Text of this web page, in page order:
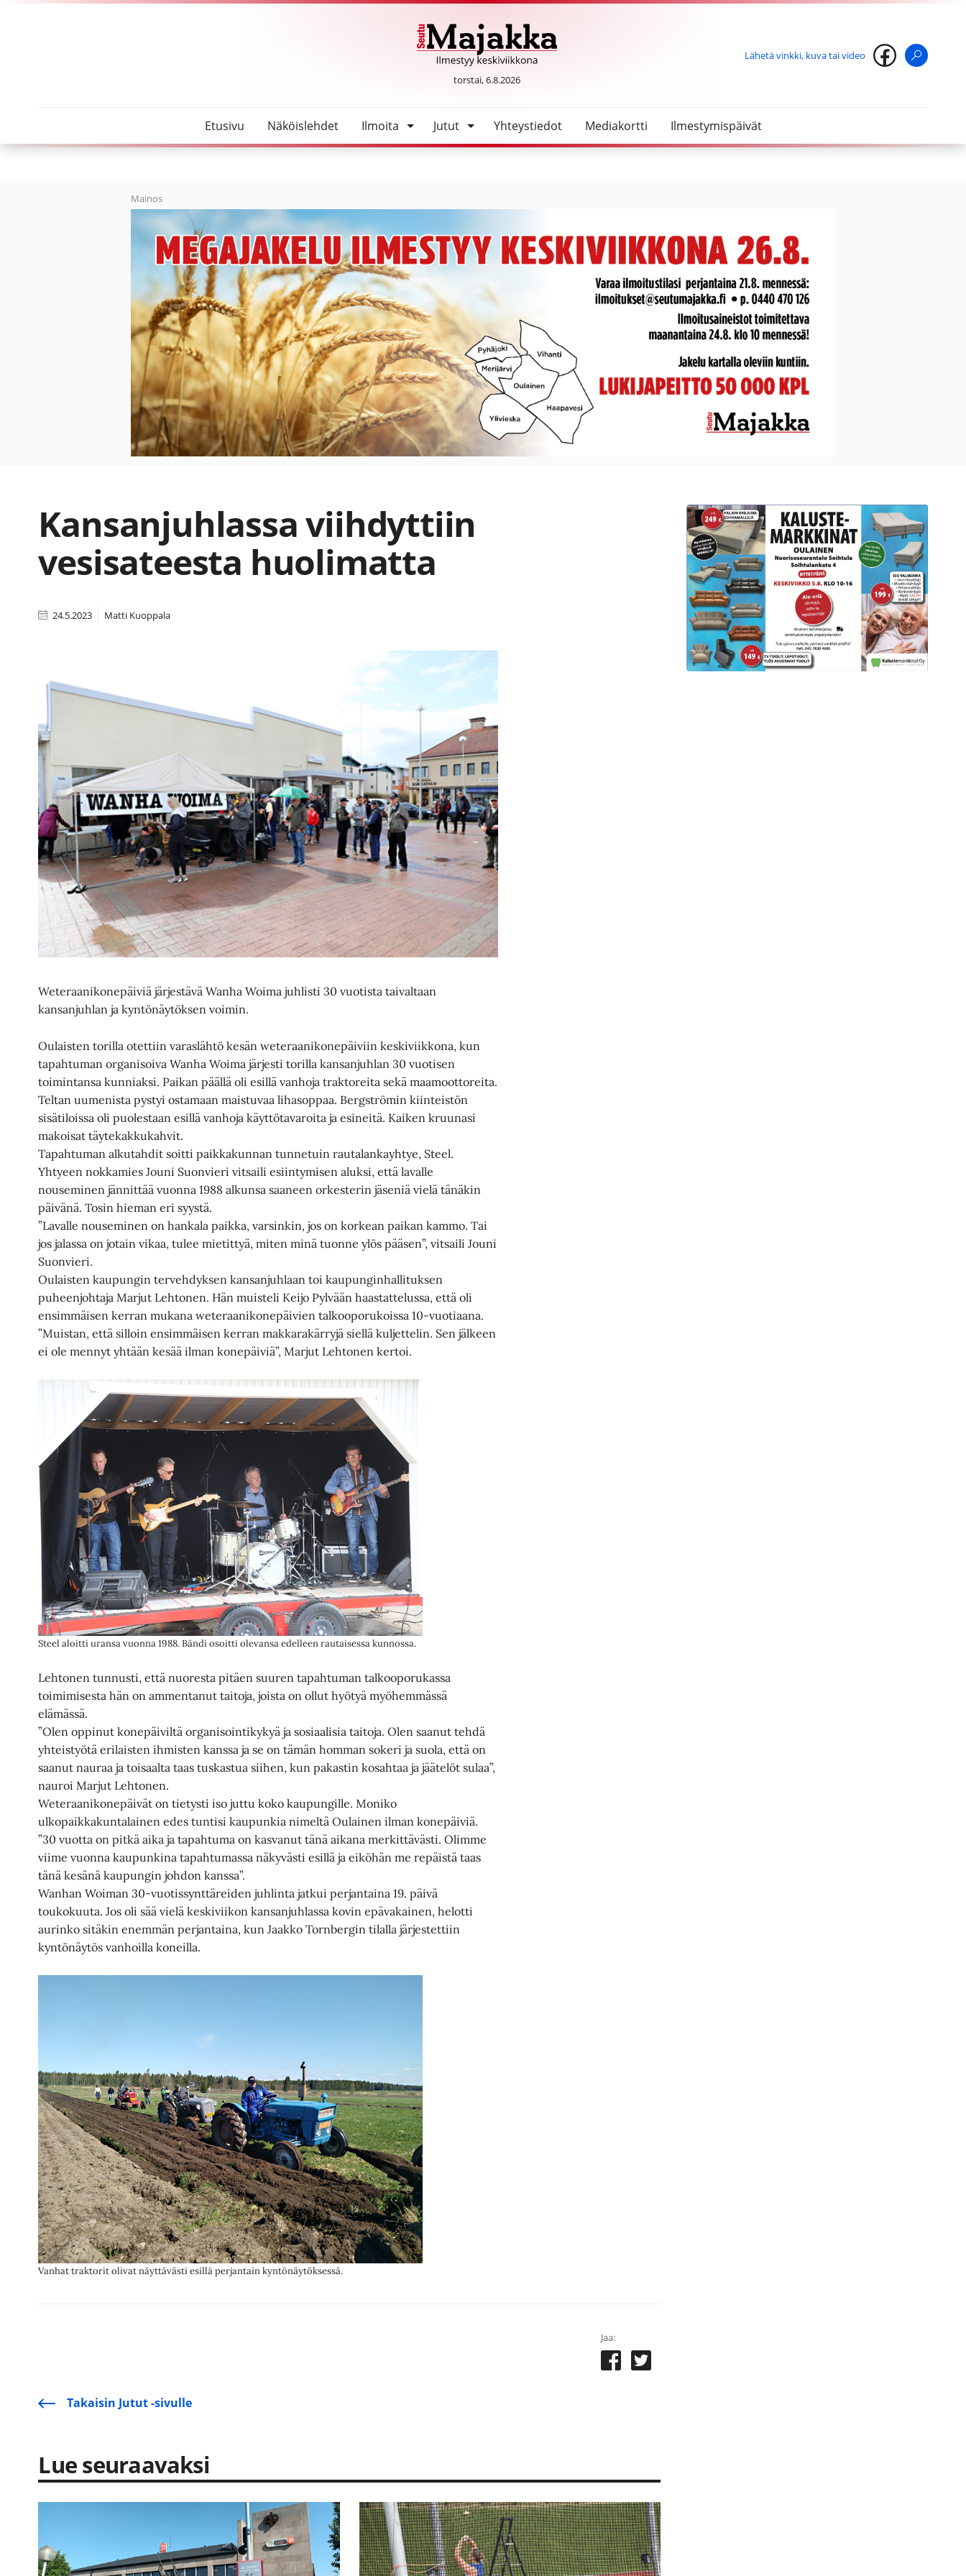
SeutuMajakka
torstai, 6.8.2026
Lähetä vinkki, kuva tai video
Etusivu Näköislehdet Ilmoita Jutut Yhteystiedot Mediakortti Ilmestymispäivät
Mainos
Kansanjuhlassa viihdyttiin
vesisateesta huolimatta
24.5.2023 Matti Kuoppala
Weteraanikonepäiviä järjestävä Wanha Woima juhlisti 30 vuotista taivaltaan
kansanjuhlan ja kyntönäytöksen voimin.
Oulaisten torilla otettiin varaslähtö kesän weteraanikonepäiviin keskiviikkona, kun
tapahtuman organisoiva Wanha Woima järjesti torilla kansanjuhlan 30 vuotisen
toimintansa kunniaksi. Paikan päällä oli esillä vanhoja traktoreita sekä maamoottoreita.
Teltan uumenista pystyi ostamaan maistuvaa lihasoppaa. Bergströmin kiinteistön
sisätiloissa oli puolestaan esillä vanhoja käyttötavaroita ja esineitä. Kaiken kruunasi
makoisat täytekakkukahvit.
Tapahtuman alkutahdit soitti paikkakunnan tunnetuin rautalankayhtye, Steel.
Yhtyeen nokkamies Jouni Suonvieri vitsaili esiintymisen aluksi, että lavalle
nouseminen jännittää vuonna 1988 alkunsa saaneen orkesterin jäseniä vielä tänäkin
päivänä. Tosin hieman eri syystä.
”Lavalle nouseminen on hankala paikka, varsinkin, jos on korkean paikan kammo. Tai
jos jalassa on jotain vikaa, tulee mietittyä, miten minä tuonne ylös pääsen”, vitsaili Jouni
Suonvieri.
Oulaisten kaupungin tervehdyksen kansanjuhlaan toi kaupunginhallituksen
puheenjohtaja Marjut Lehtonen. Hän muisteli Keijo Pylvään haastattelussa, että oli
ensimmäisen kerran mukana weteraanikonepäivien talkooporukoissa 10-vuotiaana.
”Muistan, että silloin ensimmäisen kerran makkarakärryjä siellä kuljettelin. Sen jälkeen
ei ole mennyt yhtään kesää ilman konepäiviä”, Marjut Lehtonen kertoi.
Steel aloitti uransa vuonna 1988. Bändi osoitti olevansa edelleen rautaisessa kunnossa.
Lehtonen tunnusti, että nuoresta pitäen suuren tapahtuman talkooporukassa
toimimisesta hän on ammentanut taitoja, joista on ollut hyötyä myöhemmässä
elämässä.
”Olen oppinut konepäiviltä organisointikykyä ja sosiaalisia taitoja. Olen saanut tehdä
yhteistyötä erilaisten ihmisten kanssa ja se on tämän homman sokeri ja suola, että on
saanut nauraa ja toisaalta taas tuskastua siihen, kun pakastin kosahtaa ja jäätelöt sulaa”,
nauroi Marjut Lehtonen.
Weteraanikonepäivät on tietysti iso juttu koko kaupungille. Moniko
ulkopaikkakuntalainen edes tuntisi kaupunkia nimeltä Oulainen ilman konepäiviä.
”30 vuotta on pitkä aika ja tapahtuma on kasvanut tänä aikana merkittävästi. Olimme
viime vuonna kaupunkina tapahtumassa näkyvästi esillä ja eiköhän me repäistä taas
tänä kesänä kaupungin johdon kanssa”.
Wanhan Woiman 30-vuotissynttäreiden juhlinta jatkui perjantaina 19. päivä
toukokuuta. Jos oli sää vielä keskiviikon kansanjuhlassa kovin epävakainen, helotti
aurinko sitäkin enemmän perjantaina, kun Jaakko Tornbergin tilalla järjestettiin
kyntönäytös vanhoilla koneilla.
Vanhat traktorit olivat näyttävästi esillä perjantain kyntönäytöksessä.
Jaa:
Takaisin Jutut -sivulle
Lue seuraavaksi